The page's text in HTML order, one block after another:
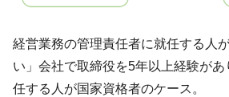
経営業務の管理責任者に就任する人
い」会社で取締役を5年以上経験が
任する人が国家資格者のケース。